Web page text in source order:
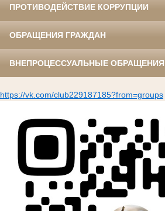
ПРОТИВОДЕЙСТВИЕ КОРРУПЦИИ
ОБРАЩЕНИЯ ГРАЖДАН
ВНЕПРОЦЕССУАЛЬНЫЕ ОБРАЩЕНИЯ
https://vk.com/club229187185?from=groups